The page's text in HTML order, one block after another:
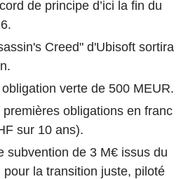
de principe d’ici la fin du
Creed" d'Ubisoft sortira
verte de 500 MEUR.
obligations en franc
sur 10 ans).
subvention de 3 M€ issus du
pour la transition juste, piloté